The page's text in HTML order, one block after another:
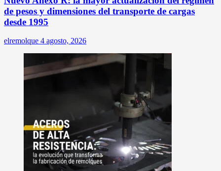
de pesos y dimensiones del transporte de cargas
desde 1995
elremolque 4 agosto, 2026